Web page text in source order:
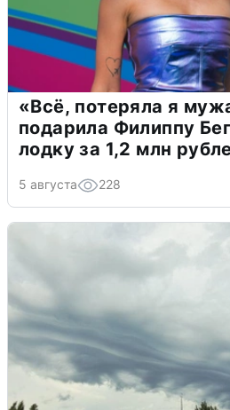
«Всё, потеряла я
подарила Филиппу
лодку за 1,2 млн
5 августа 228